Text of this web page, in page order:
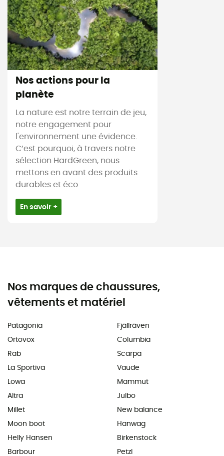
Nos actions pour la
planète
La nature est notre terrain de jeu,
notre engagement pour
l'environnement une évidence.
C’est pourquoi, à travers notre
sélection HardGreen, nous
mettons en avant des produits
durables et éco
En savoir +
Nos marques de chaussures,
vêtements et matériel
Patagonia
Ortovox
Rab
La Sportiva
Lowa
Altra
Millet
Moon boot
Helly Hansen
Barbour
Fjällräven
Columbia
Scarpa
Vaude
Mammut
Julbo
New balance
Hanwag
Birkenstock
Petzl